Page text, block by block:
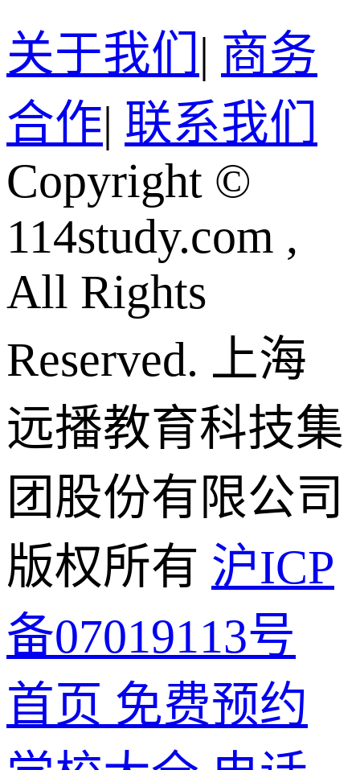
关于我们 | 商务
合作| 联系我们
Copyright ©
114study.com ,
All Rights
Reserved. 上海
远播教育科技集
团股份有限公司
版权所有 沪ICP
备07019113号
首页 免费预约